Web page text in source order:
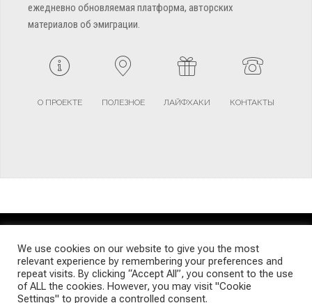
ежедневно обновляемая платформа, авторских
материалов об эмиграции.
О ПРОЕКТЕ ПОЛЕЗНОЕ ЛАЙФХАКИ КОНТАКТЫ
TERMS AND CONDITIONS PRIVACY POLICY SITEMAP
© Emigrants Life WordPress Theme by TagDiv
We use cookies on our website to give you the most
relevant experience by remembering your preferences and
repeat visits. By clicking “Accept All”, you consent to the use
of ALL the cookies. However, you may visit "Cookie
Settings" to provide a controlled consent.